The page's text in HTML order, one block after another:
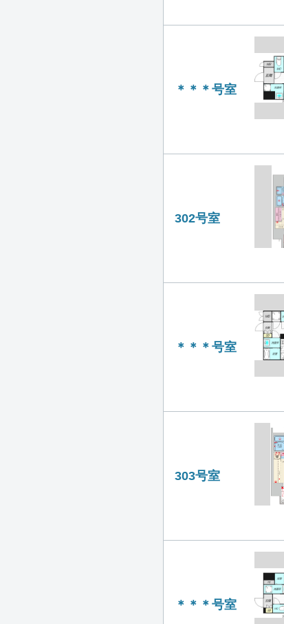
＊＊＊号室
302号室
＊＊＊号室
303号室
＊＊＊号室